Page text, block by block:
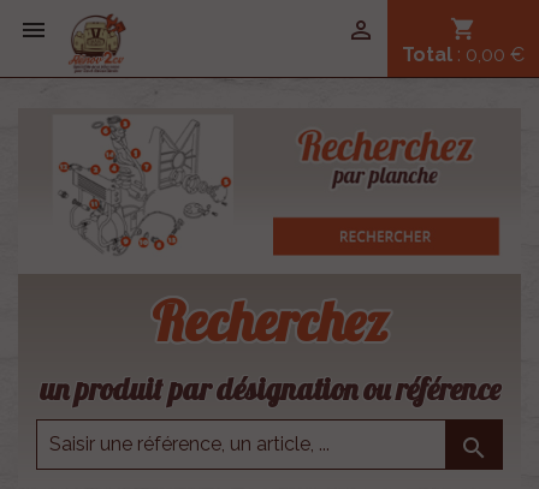
 shopping_cart
Total : 0,00 €

Recherchez
un produit par désignation ou référence
